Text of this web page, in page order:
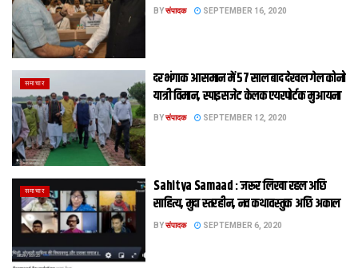
BYसंपादक SEPTEMBER 16, 2020
समाचार
दरभंगाक आसमान में 57 साल बाद देखल गेल कोनो
यात्री विमान, स्पाइसजेट केलक एयरपोर्टक मुआयना
BYसंपादक SEPTEMBER 12, 2020
समाचार
Sahitya Samaad : जरूर लिखा रहल अछि
साहित्य, मुदा स्तरहीन, नव कथावस्तुक अछि अकाल
BYसंपादक SEPTEMBER 6, 2020